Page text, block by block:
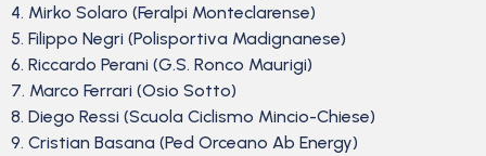
4. Mirko Solaro (Feralpi Monteclarense)
5. Filippo Negri (Polisportiva Madignanese)
6. Riccardo Perani (G.S. Ronco Maurigi)
7. Marco Ferrari (Osio Sotto)
8. Diego Ressi (Scuola Ciclismo Mincio-Chiese)
9. Cristian Basana (Ped Orceano Ab Energy)